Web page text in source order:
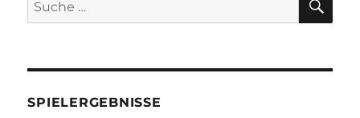
nach:
SPIELERGEBNISSE